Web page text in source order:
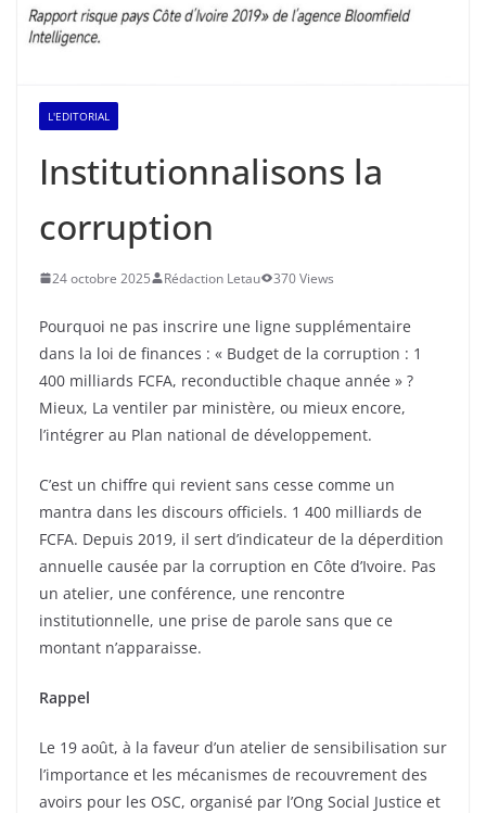
L'EDITORIAL
Institutionnalisons la
corruption
24 octobre 2025 Rédaction Letau 370 Views
Pourquoi ne pas inscrire une ligne supplémentaire
dans la loi de finances : « Budget de la corruption : 1
400 milliards FCFA, reconductible chaque année » ?
Mieux, La ventiler par ministère, ou mieux encore,
l’intégrer au Plan national de développement.
C’est un chiffre qui revient sans cesse comme un
mantra dans les discours officiels. 1 400 milliards de
FCFA. Depuis 2019, il sert d’indicateur de la déperdition
annuelle causée par la corruption en Côte d’Ivoire. Pas
un atelier, une conférence, une rencontre
institutionnelle, une prise de parole sans que ce
montant n’apparaisse.
Rappel
Le 19 août, à la faveur d’un atelier de sensibilisation sur
l’importance et les mécanismes de recouvrement des
avoirs pour les OSC, organisé par l’Ong Social Justice et